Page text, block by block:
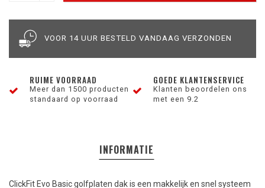
VOOR 14 UUR BESTELD VANDAAG VERZONDEN
RUIME VOORRAAD
Meer dan 1500 producten
standaard op voorraad
GOEDE KLANTENSERVICE
Klanten beoordelen ons
met een 9.2
INFORMATIE
ClickFit Evo Basic golfplaten dak is een makkelijk en snel systeem